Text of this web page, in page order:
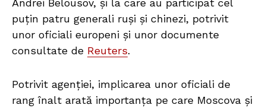
Andrei Belousov, și la care au participat cel
puțin patru generali ruși și chinezi, potrivit
unor oficiali europeni și unor documente
consultate de Reuters.
Potrivit agenției, implicarea unor oficiali de
rang înalt arată importanța pe care Moscova și